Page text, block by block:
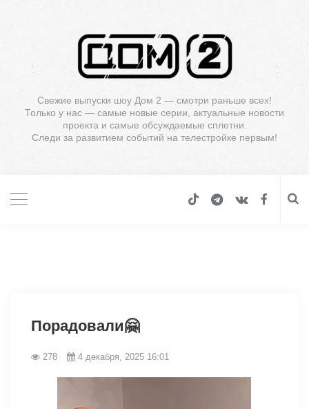
Свежие выпуски шоу Дом 2 — смотри раньше всех!
Только у нас — самые новые серии, актуальные новости
проекта и самые обсуждаемые сплетни.
Следи за развитием событий на телестройке первым!
Порадовали🤗
278 4 декабря, 2025 16:01